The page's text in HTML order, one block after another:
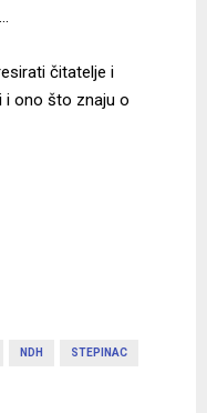
čitatelje i
i ono što znaju o
NDH STEPINAC